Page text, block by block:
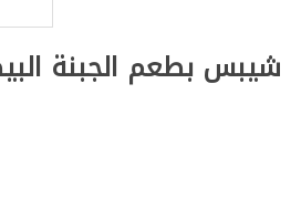
شيبس بطعم الجبنة